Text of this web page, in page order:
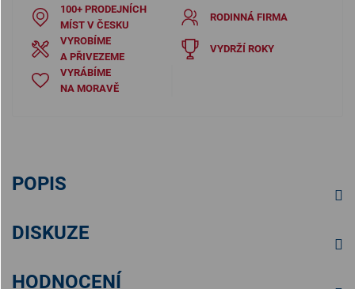
100+ PRODEJNÍCH
MÍST V ČESKU
RODINNÁ FIRMA
VYROBÍME
A PŘIVEZEME
VYDRŽÍ ROKY
VYRÁBÍME
NA MORAVĚ
POPIS
DISKUZE
HODNOCENÍ